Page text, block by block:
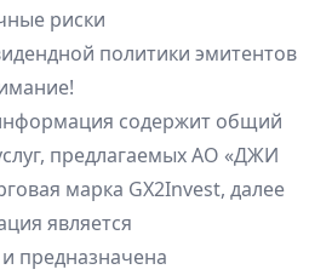
риски
политики эмитентов
содержит общий
предлагаемых АО «ДЖИ
марка GX2Invest, далее
является
предназначена